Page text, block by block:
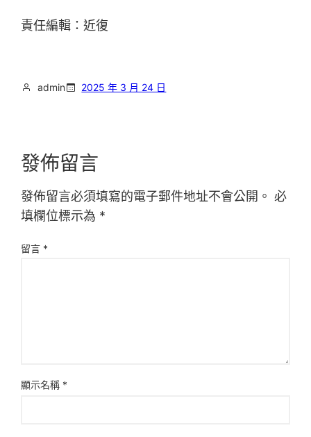
責任編輯：近復
admin 2025 年 3 月 24 日
發佈留言
發佈留言必須填寫的電子郵件地址不會公開。 必
填欄位標示為 *
留言 *
顯示名稱 *